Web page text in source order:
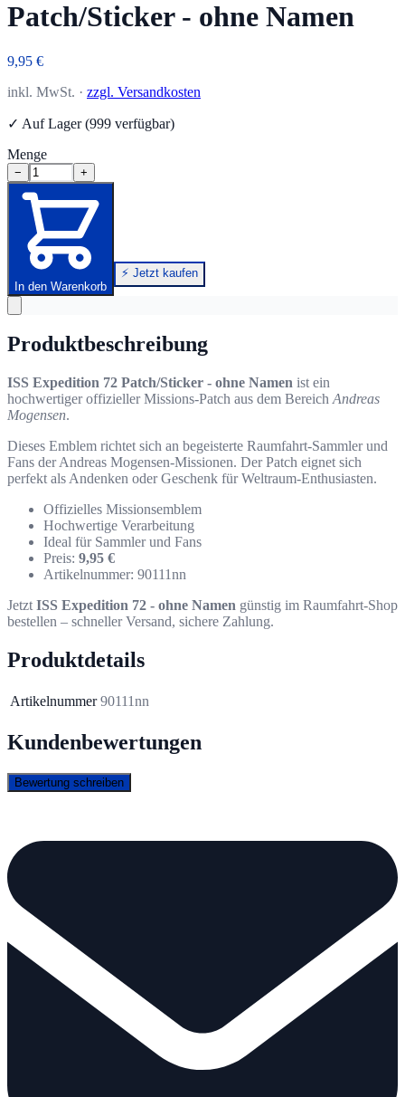
Patch/Sticker - ohne Namen
9,95 €
inkl. MwSt. · zzgl. Versandkosten
✓ Auf Lager (999 verfügbar)
Menge
− +
In den Warenkorb
⚡ Jetzt kaufen
Produktbeschreibung
ISS Expedition 72 Patch/Sticker - ohne Namen ist ein
hochwertiger offizieller Missions-Patch aus dem Bereich Andreas
Mogensen.
Dieses Emblem richtet sich an begeisterte Raumfahrt-Sammler und
Fans der Andreas Mogensen-Missionen. Der Patch eignet sich
perfekt als Andenken oder Geschenk für Weltraum-Enthusiasten.
Offizielles Missionsemblem
Hochwertige Verarbeitung
Ideal für Sammler und Fans
Preis: 9,95 €
Artikelnummer: 90111nn
Jetzt ISS Expedition 72 - ohne Namen günstig im Raumfahrt-Shop
bestellen – schneller Versand, sichere Zahlung.
Produktdetails
Artikelnummer 90111nn
Kundenbewertungen
Bewertung schreiben